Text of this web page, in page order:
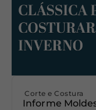
Corte e Costura
Informe